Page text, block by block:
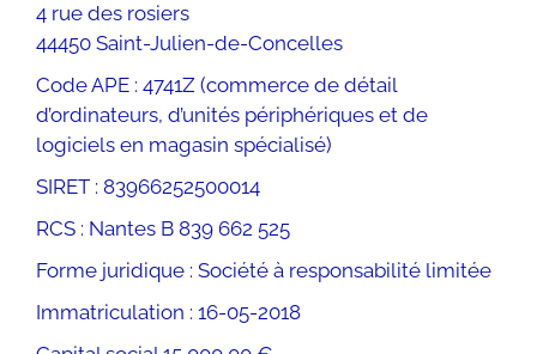
4 rue des rosiers
44450 Saint-Julien-de-Concelles
Code APE : 4741Z (commerce de détail
d’ordinateurs, d’unités périphériques et de
logiciels en magasin spécialisé)
SIRET : 83966252500014
RCS : Nantes B 839 662 525
Forme juridique : Société à responsabilité limitée
Immatriculation : 16-05-2018